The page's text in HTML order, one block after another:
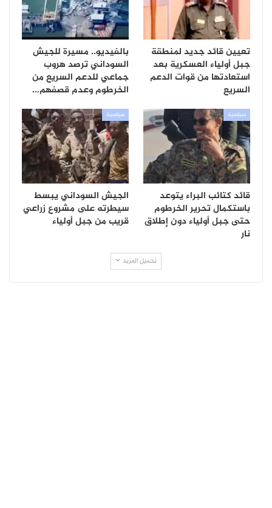
تعيين قائد جديد لمنطقة
جبل أولياء العسكرية بعد
استعادتها من قوات الدعم
السريع
بالفيديو.. مسيرة للجيش
السوداني ترصد هروب
جماعي للدعم السريع من
الخرطوم وعدم قصفهم…
سياسية
قائد كتائب البراء يتوعد
باستكمال تحرير الخرطوم
حتى جبل أولياء دون إطلاق
نار
سياسية
الجيش السوداني يبسط
سيطرته على مشروع زراعي
قريب من جبل أولياء
تحميل المزيد